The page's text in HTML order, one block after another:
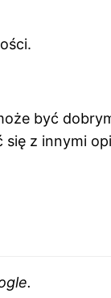
być
z innymi